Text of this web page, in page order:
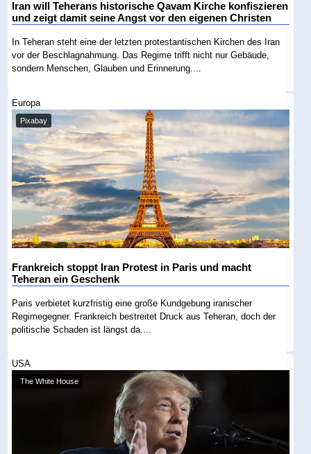
Iran will Teherans historische Qavam Kirche konfiszieren
und zeigt damit seine Angst vor den eigenen Christen
In Teheran steht eine der letzten protestantischen Kirchen des Iran
vor der Beschlagnahmung. Das Regime trifft nicht nur Gebäude,
sondern Menschen, Glauben und Erinnerung....
Europa
Pixabay
Frankreich stoppt Iran Protest in Paris und macht
Teheran ein Geschenk
Paris verbietet kurzfristig eine große Kundgebung iranischer
Regimegegner. Frankreich bestreitet Druck aus Teheran, doch der
politische Schaden ist längst da....
USA
The White House